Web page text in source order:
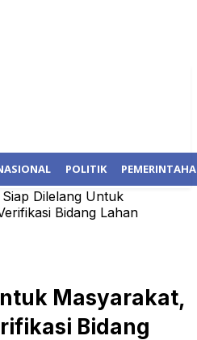
POLITIK
Siap Dilelang Untuk
Bidang Lahan
Masyarakat,
Bidang